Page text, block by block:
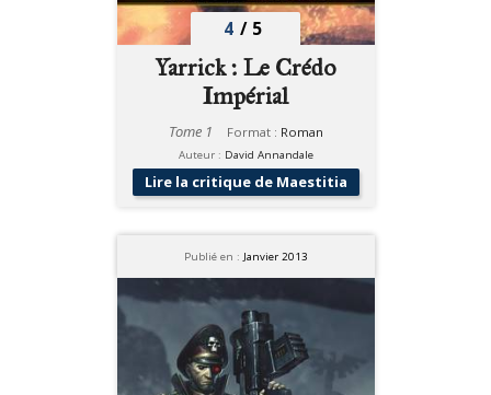
4 / 5
Yarrick : Le Crédo
Impérial
Tome 1 Format : Roman
Auteur : David Annandale
Lire la critique de Maestitia
Publié en : Janvier 2013